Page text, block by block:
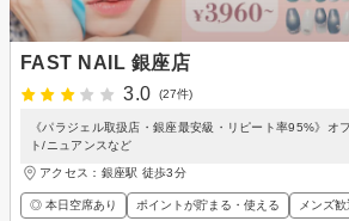
FAST NAIL 銀座店
3.0
(27件)
《パラジェル取扱店・銀座最安級・リピート率95%》オ
ト/ニュアンスなど
アクセス：銀座駅 徒歩3分
◎ 本日空席あり ポイントが貯まる・使える メンズ歓